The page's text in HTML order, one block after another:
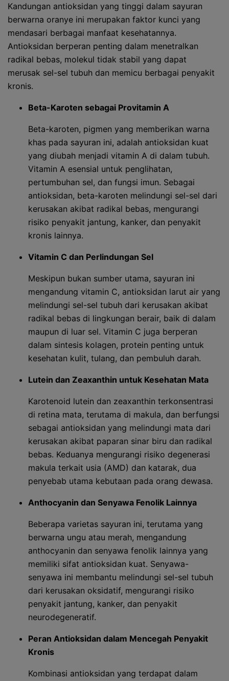
Kandungan antioksidan yang tinggi dalam sayuran
berwarna oranye ini merupakan faktor kunci yang
mendasari berbagai manfaat kesehatannya.
Antioksidan berperan penting dalam menetralkan
radikal bebas, molekul tidak stabil yang dapat
merusak sel-sel tubuh dan memicu berbagai penyakit
kronis.
Beta-Karoten sebagai Provitamin A
Beta-karoten, pigmen yang memberikan warna
khas pada sayuran ini, adalah antioksidan kuat
yang diubah menjadi vitamin A di dalam tubuh.
Vitamin A esensial untuk penglihatan,
pertumbuhan sel, dan fungsi imun. Sebagai
antioksidan, beta-karoten melindungi sel-sel dari
kerusakan akibat radikal bebas, mengurangi
risiko penyakit jantung, kanker, dan penyakit
kronis lainnya.
Vitamin C dan Perlindungan Sel
Meskipun bukan sumber utama, sayuran ini
mengandung vitamin C, antioksidan larut air yang
melindungi sel-sel tubuh dari kerusakan akibat
radikal bebas di lingkungan berair, baik di dalam
maupun di luar sel. Vitamin C juga berperan
dalam sintesis kolagen, protein penting untuk
kesehatan kulit, tulang, dan pembuluh darah.
Lutein dan Zeaxanthin untuk Kesehatan Mata
Karotenoid lutein dan zeaxanthin terkonsentrasi
di retina mata, terutama di makula, dan berfungsi
sebagai antioksidan yang melindungi mata dari
kerusakan akibat paparan sinar biru dan radikal
bebas. Keduanya mengurangi risiko degenerasi
makula terkait usia (AMD) dan katarak, dua
penyebab utama kebutaan pada orang dewasa.
Anthocyanin dan Senyawa Fenolik Lainnya
Beberapa varietas sayuran ini, terutama yang
berwarna ungu atau merah, mengandung
anthocyanin dan senyawa fenolik lainnya yang
memiliki sifat antioksidan kuat. Senyawa-
senyawa ini membantu melindungi sel-sel tubuh
dari kerusakan oksidatif, mengurangi risiko
penyakit jantung, kanker, dan penyakit
neurodegeneratif.
Peran Antioksidan dalam Mencegah Penyakit
Kronis
Kombinasi antioksidan yang terdapat dalam